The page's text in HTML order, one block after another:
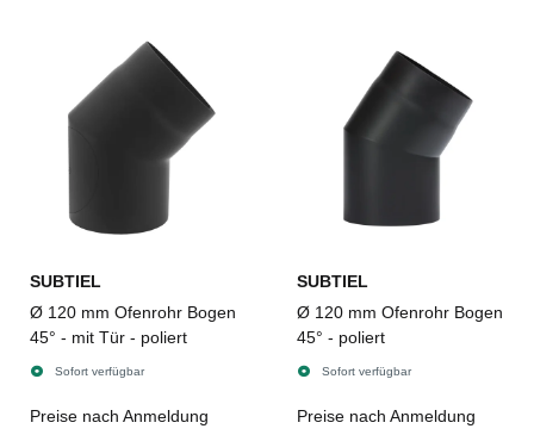
SUBTIEL
Ø 120 mm Ofenrohr Bogen
45° - mit Tür - poliert
Sofort verfügbar
Preise nach Anmeldung
SUBTIEL
Ø 120 mm Ofenrohr Bogen
45° - poliert
Sofort verfügbar
Preise nach Anmeldung